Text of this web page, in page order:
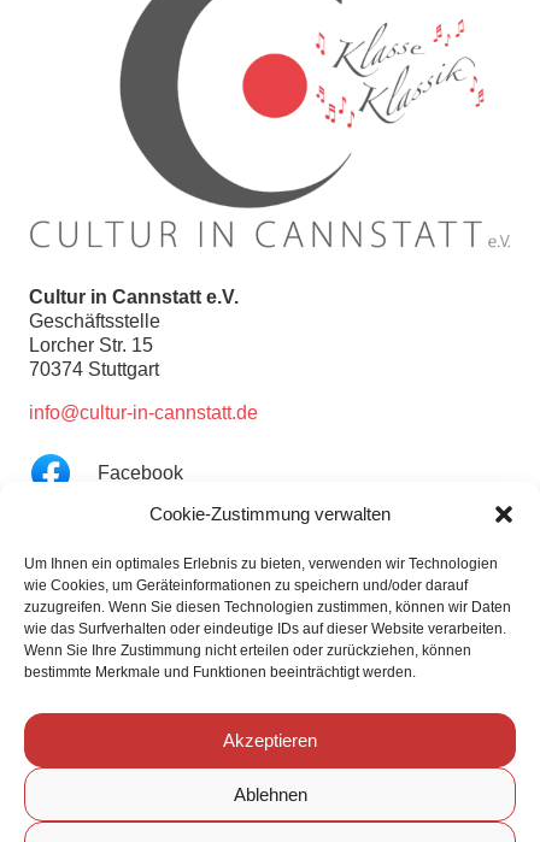
Cookie-Zustimmung verwalten
Um Ihnen ein optimales Erlebnis zu bieten, verwenden wir Technologien
wie Cookies, um Geräteinformationen zu speichern und/oder darauf
zuzugreifen. Wenn Sie diesen Technologien zustimmen, können wir Daten
wie das Surfverhalten oder eindeutige IDs auf dieser Website verarbeiten.
Wenn Sie Ihre Zustimmung nicht erteilen oder zurückziehen, können
bestimmte Merkmale und Funktionen beeinträchtigt werden.
Akzeptieren
Ablehnen
Cultur in Cannstatt e.V.
Geschäftsstelle
Lorcher Str. 15
70374 Stuttgart
info@cultur-in-cannstatt.de
Facebook
Instagram
Links
Partner
Verein
Kontakt